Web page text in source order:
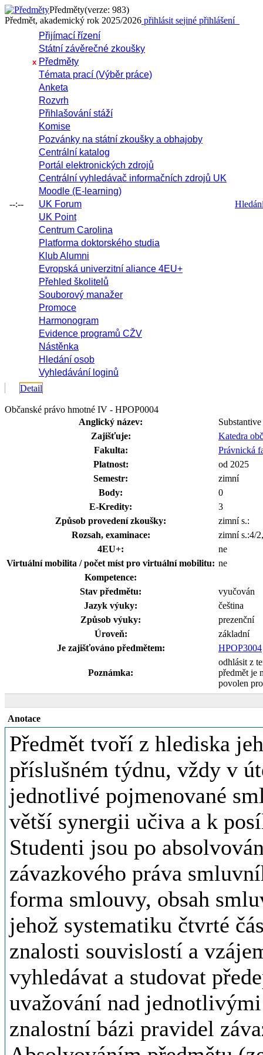
Předměty(verze: 983)
Předmět, akademický rok 2025/2026 přihlásit sejiné přihlášení
--:--
Přijímací řízení
Státní závěrečné zkoušky
x Předměty
Témata prací (Výběr práce)
Anketa
Rozvrh
Přihlašování stáží
Komise
Pozvánky na státní zkoušky a obhajoby
Centrální katalog
Portál elektronických zdrojů
Centrální vyhledávač informačních zdrojů UK
Moodle (E-learning)
UK Forum
UK Point
Centrum Carolina
Platforma doktorského studia
Klub Alumni
Evropská univerzitní aliance 4EU+
Přehled školitelů
Souborový manažer
Promoce
Harmonogram
Evidence programů CŽV
Nástěnka
Hledání osob
Vyhledávání loginů
Detail
Občanské právo hmotné IV - HPOP0004
Anglický název:
Zajišťuje:
Katedra
Fakulta:
Právnická
Platnost:
od 2025
Semestr:
zimní
Body:
0
E-Kredity:
3
Způsob provedení zkoušky:
zimní s.:
Rozsah, examinace:
zimní s.:4/
4EU+:
ne
Virtuální mobilita / počet míst pro virtuální mobilitu: ne
Kompetence:
Stav předmětu:
vyučován
Jazyk výuky:
čeština
Způsob výuky:
prezenční
Úroveň:
základní
Je zajišťováno předmětem:
HPOP3004
Poznámka:
odhlásit z
předmět je
povolen
Anotace
Předmět tvoří z hlediska
příslušném týdnu, vždy v
jednotlivé pojmenované
větší synergii učiva a k
Studenti jsou po
závazkového práva
forma smlouvy, obsah
jehož systematiku čtvrté
znalosti souvislostí a
vyhledávat a studovat
uvažování nad
znalostní bázi pravidel